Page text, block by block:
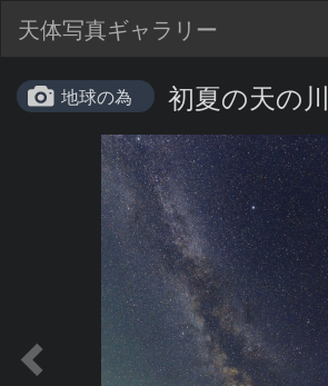
天体写真ギャラリー
地球の為 初夏の天の川